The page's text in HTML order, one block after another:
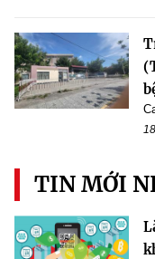
TIN MỚI